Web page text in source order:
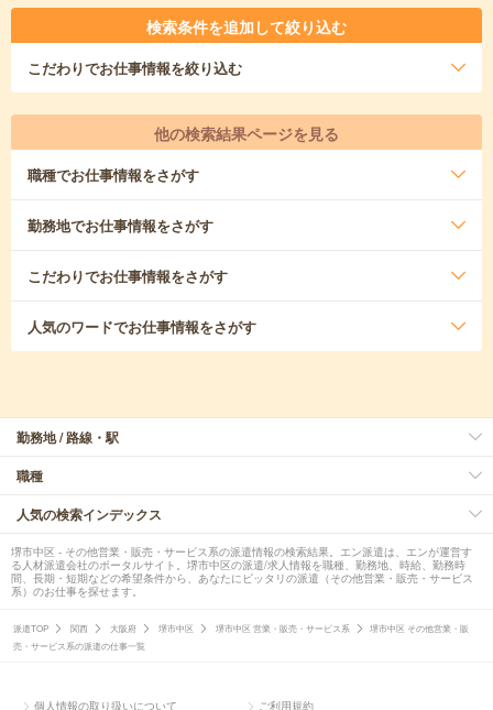
検索条件を追加して絞り込む
こだわりでお仕事情報を絞り込む
他の検索結果ページを見る
職種でお仕事情報をさがす
勤務地でお仕事情報をさがす
こだわりでお仕事情報をさがす
人気のワードでお仕事情報をさがす
勤務地 / 路線・駅
職種
人気の検索インデックス
堺市中区 - その他営業・販売・サービス系の派遣情報の検索結果。エン派遣は、エンが運営す
る人材派遣会社のポータルサイト。堺市中区の派遣/求人情報を職種、勤務地、時給、勤務時
間、長期・短期などの希望条件から、あなたにピッタリの派遣（その他営業・販売・サービス
系）のお仕事を探せます。
派遣TOP 関西 大阪府 堺市中区 堺市中区 営業・販売・サービス系
堺市中区 その他営業・販
売・サービス系の派遣の仕事一覧
個人情報の取り扱いについて ご利用規約